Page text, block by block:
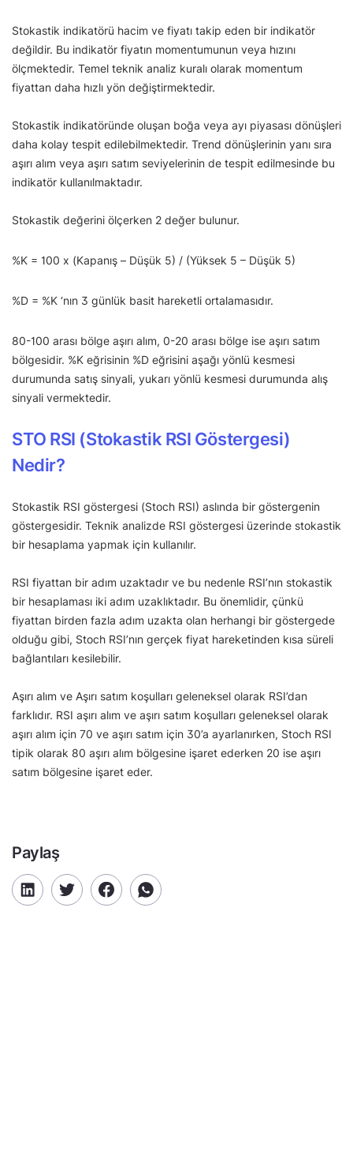
Stokastik indikatörü hacim ve fiyatı takip eden bir indikatör
değildir. Bu indikatör fiyatın momentumunun veya hızını
ölçmektedir. Temel teknik analiz kuralı olarak momentum
fiyattan daha hızlı yön değiştirmektedir.
Stokastik indikatöründe oluşan boğa veya ayı piyasası dönüşleri
daha kolay tespit edilebilmektedir. Trend dönüşlerinin yanı sıra
aşırı alım veya aşırı satım seviyelerinin de tespit edilmesinde bu
indikatör kullanılmaktadır.
Stokastik değerini ölçerken 2 değer bulunur.
%K = 100 x (Kapanış – Düşük 5) / (Yüksek 5 – Düşük 5)
%D = %K ‘nın 3 günlük basit hareketli ortalamasıdır.
80-100 arası bölge aşırı alım, 0-20 arası bölge ise aşırı satım
bölgesidir. %K eğrisinin %D eğrisini aşağı yönlü kesmesi
durumunda satış sinyali, yukarı yönlü kesmesi durumunda alış
sinyali vermektedir.
STO RSI (Stokastik RSI Göstergesi)
Nedir?
Stokastik RSI göstergesi (Stoch RSI) aslında bir göstergenin
göstergesidir. Teknik analizde RSI göstergesi üzerinde stokastik
bir hesaplama yapmak için kullanılır.
RSI fiyattan bir adım uzaktadır ve bu nedenle RSI’nın stokastik
bir hesaplaması iki adım uzaklıktadır. Bu önemlidir, çünkü
fiyattan birden fazla adım uzakta olan herhangi bir göstergede
olduğu gibi, Stoch RSI’nın gerçek fiyat hareketinden kısa süreli
bağlantıları kesilebilir.
Aşırı alım ve Aşırı satım koşulları geleneksel olarak RSI’dan
farklıdır. RSI aşırı alım ve aşırı satım koşulları geleneksel olarak
aşırı alım için 70 ve aşırı satım için 30’a ayarlanırken, Stoch RSI
tipik olarak 80 aşırı alım bölgesine işaret ederken 20 ise aşırı
satım bölgesine işaret eder.
Paylaş